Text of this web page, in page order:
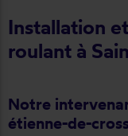
Installation
roulant à
Notre
étienne-de-